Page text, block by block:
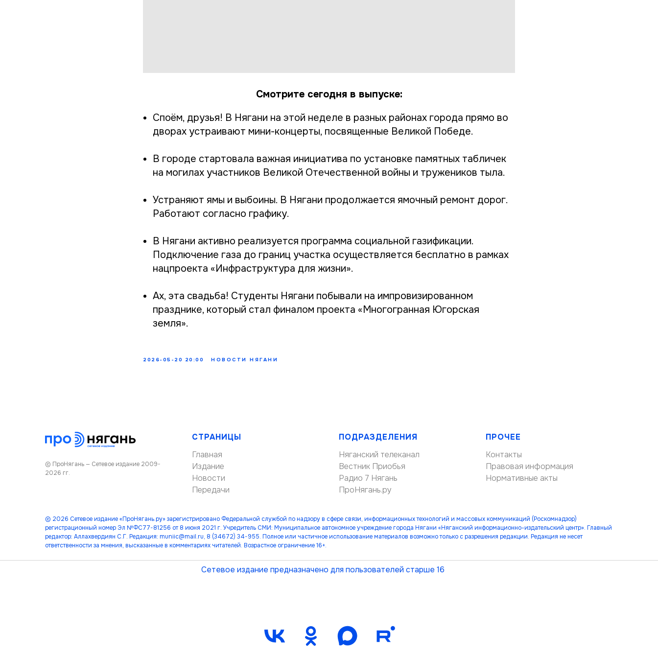
Смотрите сегодня в выпуске:
Споём, друзья! В Нягани на этой неделе в разных районах города прямо во
дворах устраивают мини-концерты, посвященные Великой Победе.
В городе стартовала важная инициатива по установке памятных табличек
на могилах участников Великой Отечественной войны и тружеников тыла.
Устраняют ямы и выбоины. В Нягани продолжается ямочный ремонт дорог.
Работают согласно графику.
В Нягани активно реализуется программа социальной газификации.
Подключение газа до границ участка осуществляется бесплатно в рамках
нацпроекта «Инфраструктура для жизни».
Ах, эта свадьба! Студенты Нягани побывали на импровизированном
празднике, который стал финалом проекта «Многогранная Югорская
земля».
2026-05-20 20:00 НОВОСТИ НЯГАНИ
© ПроНягань — Сетевое издание 2009-
2026 гг.
СТРАНИЦЫ
Главная
Издание
Новости
Передачи
ПОДРАЗДЕЛЕНИЯ
Няганский телеканал
Вестник Приобья
Радио 7 Нягань
ПроНягань.ру
ПРОЧЕЕ
Контакты
Правовая информация
Нормативные акты
© 2026 Сетевое издание «ПроНягань.ру» зарегистрировано Федеральной службой по надзору в сфере связи, информационных технологий и массовых коммуникаций (Роскомнадзор)
регистрационный номер Эл №ФС77-81256 от 8 июня 2021 г. Учредитель СМИ: Муниципальное автономное учреждение города Нягани «Няганский информационно-издательский центр». Главный
редактор: Аллахвердиян С.Г. Редакция: muniic@mail.ru, 8 (34672) 34-955. Полное или частичное использование материалов возможно только с разрешения редакции. Редакция не несет
ответственности за мнения, высказанные в комментариях читателей. Возрастное ограничение 16+.
Сетевое издание предназначено для пользователей старше 16